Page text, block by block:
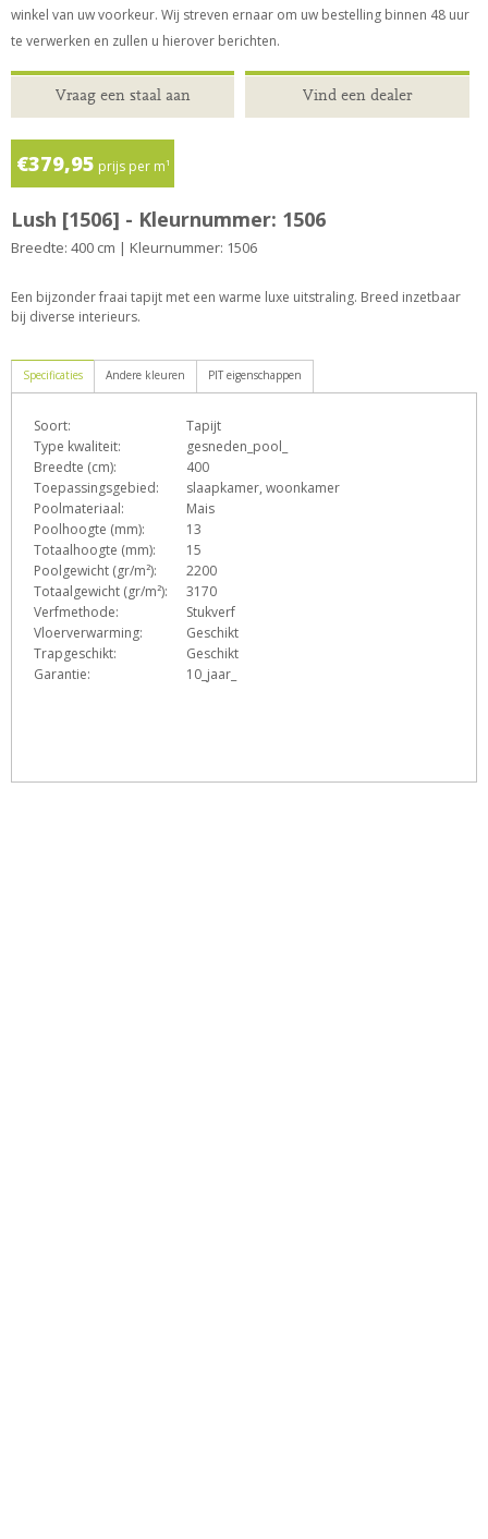
winkel van uw voorkeur. Wij streven ernaar om uw bestelling binnen 48 uur
te verwerken en zullen u hierover berichten.
Vraag een staal aan Vind een dealer
€379,95 prijs per m¹
Lush [1506] - Kleurnummer: 1506
Breedte: 400 cm | Kleurnummer: 1506
Een bijzonder fraai tapijt met een warme luxe uitstraling. Breed inzetbaar
bij diverse interieurs.
Specificaties
Soort:
Tapijt
Type kwaliteit:
gesneden_pool_
Breedte (cm):
400
Toepassingsgebied:
slaapkamer, woonkamer
Poolmateriaal:
Mais
Poolhoogte (mm):
13
Totaalhoogte (mm):
15
Poolgewicht (gr/m²):
2200
Totaalgewicht (gr/m²):
3170
Verfmethode:
Stukverf
Vloerverwarming:
Geschikt
Trapgeschikt:
Geschikt
Garantie:
10_jaar_
Andere kleuren PIT eigenschappen
D eF
TZ